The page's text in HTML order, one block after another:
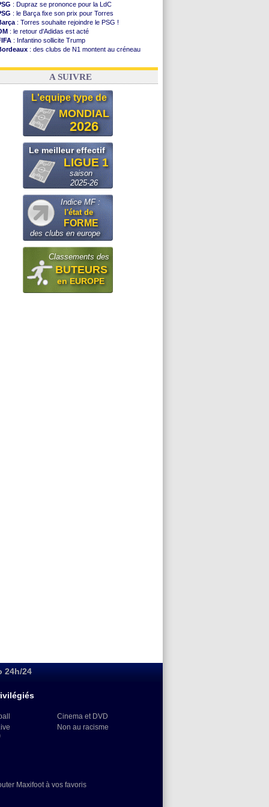
: Dupraz se prononce pour la LdC
: le Barça fixe son prix pour Torres
: Torres souhaite rejoindre le PSG !
: le retour d'Adidas est acté
: Infantino sollicite Trump
: des clubs de N1 montent au créneau
: le démenti de Leipzig pour Diomandé
A SUIVRE
L'equipe type de
MONDIAL
2026
Le meilleur effectif
LIGUE 1
saison
2025-26
Indice MF :
l'état de
FORME
des clubs en europe
Classements des
BUTEURS
en EUROPE
24h/24
Cinema et DVD
Non au racisme
Maxifoot à vos favoris